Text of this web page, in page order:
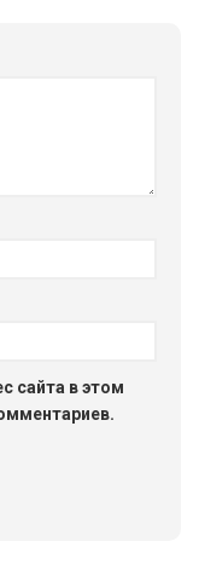
сайта в этом